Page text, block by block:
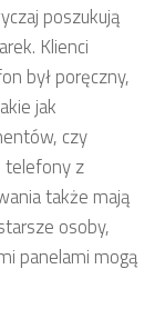
poszukują
Klienci
był poręczny,
jak
czy
telefony z
także mają
osoby,
panelami mogą